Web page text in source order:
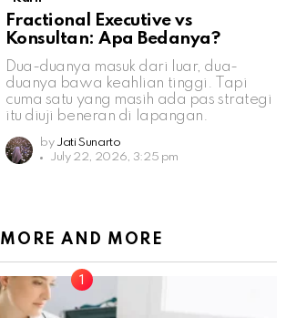
Fractional Executive vs
Konsultan: Apa Bedanya?
Dua-duanya masuk dari luar, dua-
duanya bawa keahlian tinggi. Tapi
cuma satu yang masih ada pas strategi
itu diuji beneran di lapangan.
by Jati Sunarto
July 22, 2026, 3:25 pm
MORE AND MORE